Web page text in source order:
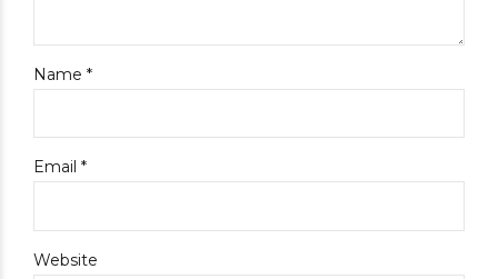
Name *
Email *
Website